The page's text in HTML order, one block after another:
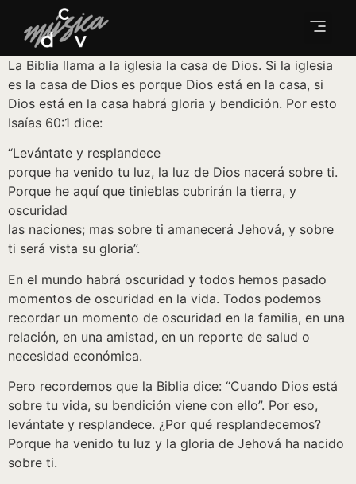
La Biblia llama a la iglesia la casa de Dios. Si la iglesia
es la casa de Dios es porque Dios está en la casa, si
Dios está en la casa habrá gloria y bendición. Por esto
Isaías 60:1 dice:
“Levántate y resplandece
porque ha venido tu luz, la luz de Dios nacerá sobre ti.
Porque he aquí que tinieblas cubrirán la tierra, y
oscuridad
las naciones; mas sobre ti amanecerá Jehová, y sobre
ti será vista su gloria”.
En el mundo habrá oscuridad y todos hemos pasado
momentos de oscuridad en la vida. Todos podemos
recordar un momento de oscuridad en la familia, en una
relación, en una amistad, en un reporte de salud o
necesidad económica.
Pero recordemos que la Biblia dice: “Cuando Dios está
sobre tu vida, su bendición viene con ello”. Por eso,
levántate y resplandece. ¿Por qué resplandecemos?
Porque ha venido tu luz y la gloria de Jehová ha nacido
sobre ti.